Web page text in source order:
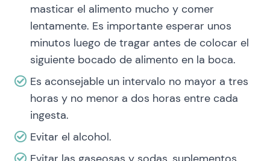
masticar el alimento mucho y comer
lentamente. Es importante esperar unos
minutos luego de tragar antes de colocar el
siguiente bocado de alimento en la boca.
Es aconsejable un intervalo no mayor a tres
horas y no menor a dos horas entre cada
ingesta.
Evitar el alcohol.